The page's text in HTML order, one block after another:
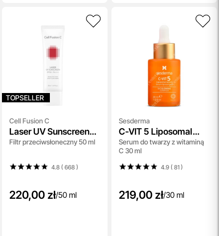
TOPSELLER
Cell Fusion C
Laser UV Sunscreen
SPF 50+ PA++++
Filtr przeciwsłoneczny 50 ml
4.8 ( 668)
220,00 zł/50 ml
Sesderma
C-VIT 5 Liposomal
Serum
Serum do twarzy z witaminą
C 30 ml
4.9 ( 81)
219,00 zł/30 ml